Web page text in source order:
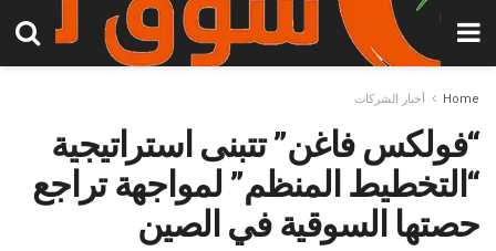
Home أخبار الشركات
“فولكس فاغن” تتبنى استراتيجية
“التخطيط المنظم” لمواجهة تراجع
حصتها السوقية في الصين